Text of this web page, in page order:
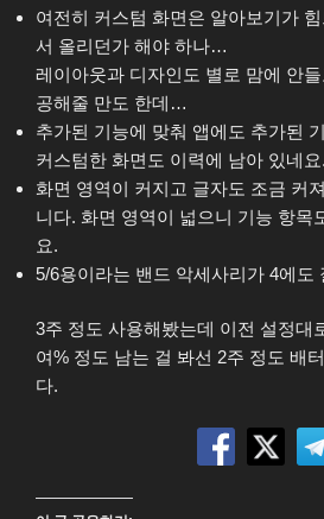
여전히 커스텀 화면은 알아보기가
서 올리던가 해야 하나…
레이아웃과 디자인도 별로 맘에 안
공해줄 만도 한데…
추가된 기능에 맞춰 앱에도 추가된
커스텀한 화면도 이력에 남아 있네요.
화면 영역이 커지고 글자도 조금 커
니다. 화면 영역이 넓으니 기능 항목
요.
5/6용이라는 밴드 악세사리가 4에
3주 정도 사용해봤는데 이전 설정대
여% 정도 남는 걸 봐선 2주 정도 배
다.